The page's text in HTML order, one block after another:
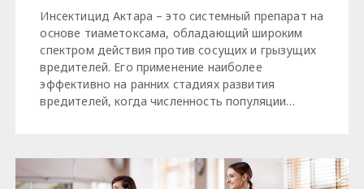
Инсектицид Актара – это системный препарат на
основе тиаметоксама, обладающий широким
спектром действия против сосущих и грызущих
вредителей. Его применение наиболее
эффективно на ранних стадиях развития
вредителей, когда численность популяции…